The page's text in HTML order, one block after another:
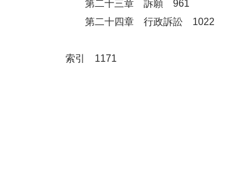
第二十三章 訴願 961
第二十四章 行政訴訟 1022
索引 1171